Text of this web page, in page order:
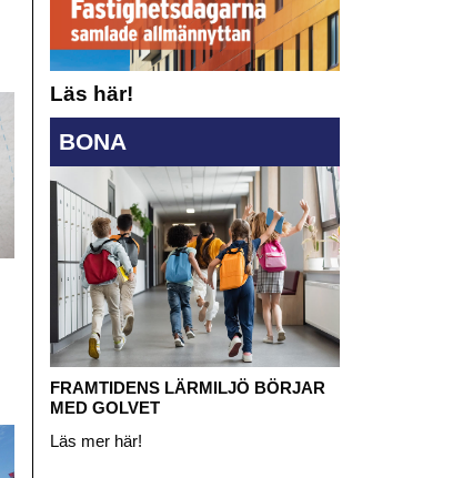
Läs här!
BONA
FRAMTIDENS LÄRMILJÖ BÖRJAR
MED GOLVET
Läs mer här!